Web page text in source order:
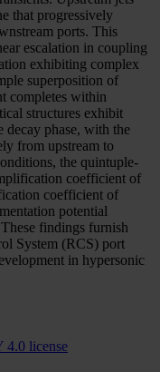
that progressively
ports. This
escalation in coupling
exhibiting complex
superposition of
completes within
structures exhibit
decay phase, with the
from upstream to
the quintuple-
coefficient of
coefficient of
potential
findings furnish
System (RCS) port
in hypersonic
4.0 license